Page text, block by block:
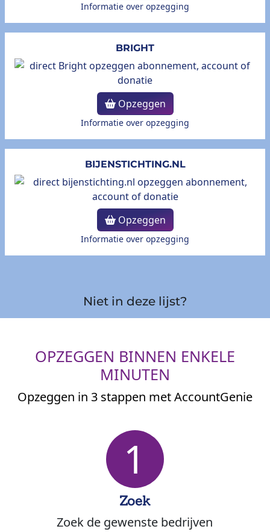
Informatie over opzegging
BRIGHT
Opzeggen
Informatie over opzegging
BIJENSTICHTING.NL
Opzeggen
Informatie over opzegging
Niet in deze lijst?
OPZEGGEN BINNEN ENKELE
MINUTEN
Opzeggen in 3 stappen met AccountGenie
1
Zoek
Zoek de gewenste bedrijven